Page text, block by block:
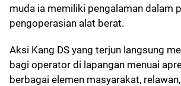
muda ia memiliki pengalaman dalam
pengoperasian alat berat.
Aksi Kang DS yang terjun langsung
bagi operator di lapangan menuai
berbagai elemen masyarakat,